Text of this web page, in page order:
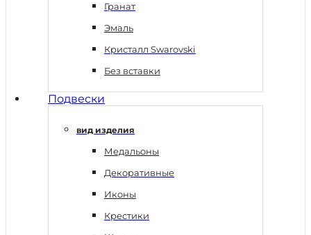
Гранат
Эмаль
Кристалл Swarovski
Без вставки
Подвески
вид изделия
Медальоны
Декоративные
Иконы
Крестики